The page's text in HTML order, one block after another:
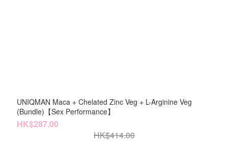
UNIQMAN Maca + Chelated Zinc Veg + L-Arginine Veg
(Bundle)【Sex Performance】
HK$287.00
HK$414.00